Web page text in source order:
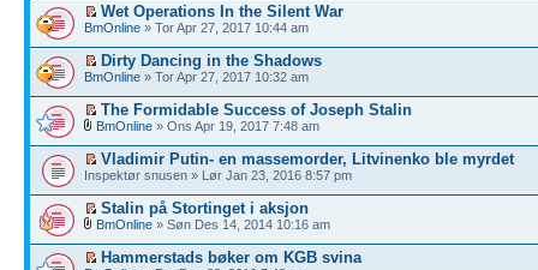
Wet Operations In the Silent War
BmOnline » Tor Apr 27, 2017 10:44 am
Dirty Dancing in the Shadows
BmOnline » Tor Apr 27, 2017 10:32 am
The Formidable Success of Joseph Stalin
BmOnline » Ons Apr 19, 2017 7:48 am
Vladimir Putin- en massemorder, Litvinenko ble myrdet
Inspektør snusen » Lør Jan 23, 2016 8:57 pm
Stalin på Stortinget i aksjon
BmOnline » Søn Des 14, 2014 10:16 am
Hammerstads bøker om KGB svina